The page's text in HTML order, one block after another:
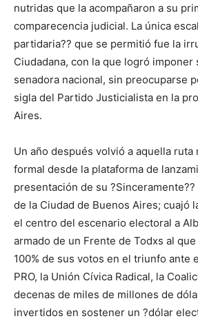
nutridas que la acompañaron a su
comparecencia judicial. La única
partidaria?? que se permitió fue la
Ciudadana, con la que logró imponer
senadora nacional, sin preocuparse
sigla del Partido Justicialista en la
Aires.
Un año después volvió a aquella ruta
formal desde la plataforma de
presentación de su
de la Ciudad de Buenos Aires; cuajó
el centro del escenario electoral a
armado de un Frente de Todxs al
100% de sus votos en el triunfo ante
PRO, la Unión Cívica Radical, la
decenas de miles de millones de
invertidos en sostener un ?dólar